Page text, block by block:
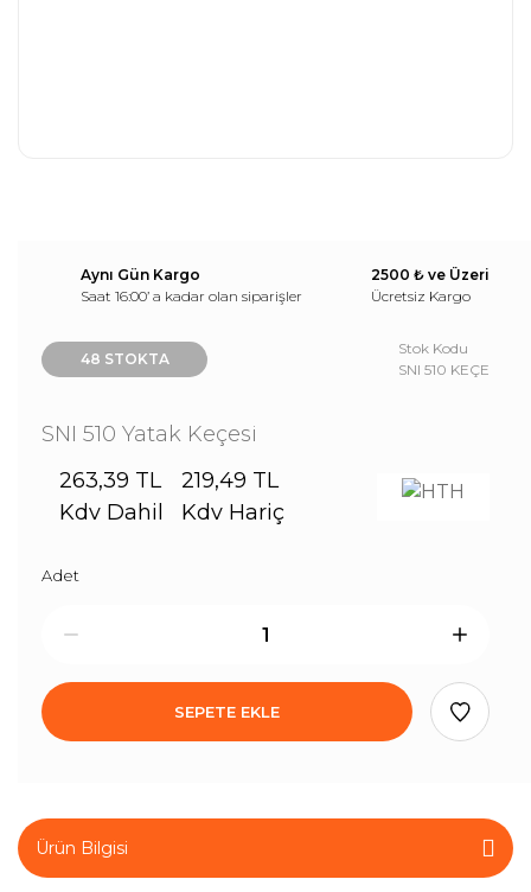
Aynı Gün Kargo
Saat 16:00’ a kadar olan siparişler
2500 ₺ ve Üzeri
Ücretsiz Kargo
48 STOKTA
Stok Kodu
SNI 510 KEÇE
SNI 510 Yatak Keçesi
263,39 TL
Kdv Dahil
219,49 TL
Kdv Hariç
Adet
SEPETE EKLE
Ürün Bilgisi